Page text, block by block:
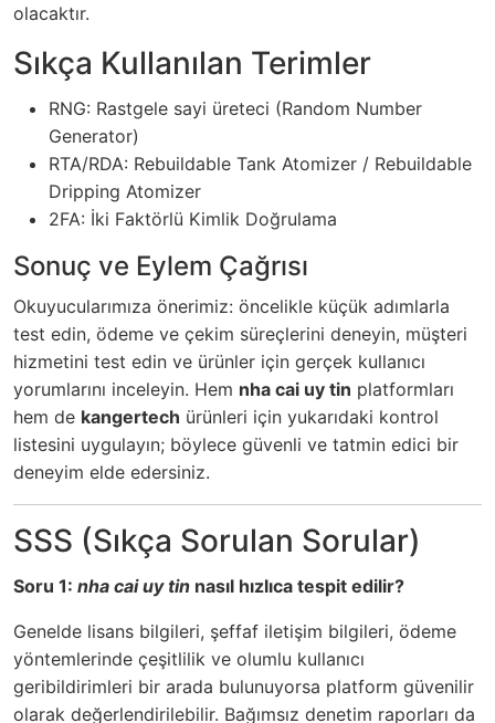
olacaktır.
Sıkça Kullanılan Terimler
RNG: Rastgele sayi üreteci (Random Number
Generator)
RTA/RDA: Rebuildable Tank Atomizer / Rebuildable
Dripping Atomizer
2FA: İki Faktörlü Kimlik Doğrulama
Sonuç ve Eylem Çağrısı
Okuyucularımıza önerimiz: öncelikle küçük adımlarla
test edin, ödeme ve çekim süreçlerini deneyin, müşteri
hizmetini test edin ve ürünler için gerçek kullanıcı
yorumlarını inceleyin. Hem nha cai uy tin platformları
hem de kangertech ürünleri için yukarıdaki kontrol
listesini uygulayın; böylece güvenli ve tatmin edici bir
deneyim elde edersiniz.
SSS (Sıkça Sorulan Sorular)
Soru 1: nha cai uy tin nasıl hızlıca tespit edilir?
Genelde lisans bilgileri, şeffaf iletişim bilgileri, ödeme
yöntemlerinde çeşitlilik ve olumlu kullanıcı
geribildirimleri bir arada bulunuyorsa platform güvenilir
olarak değerlendirilebilir. Bağımsız denetim raporları da